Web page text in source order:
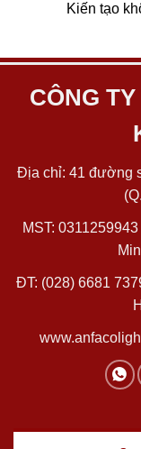
Kiến tạo
CÔNG
Địa chỉ: 41 đường
MST:
ĐT: (028) 6681